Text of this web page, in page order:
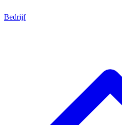
Bedrijf